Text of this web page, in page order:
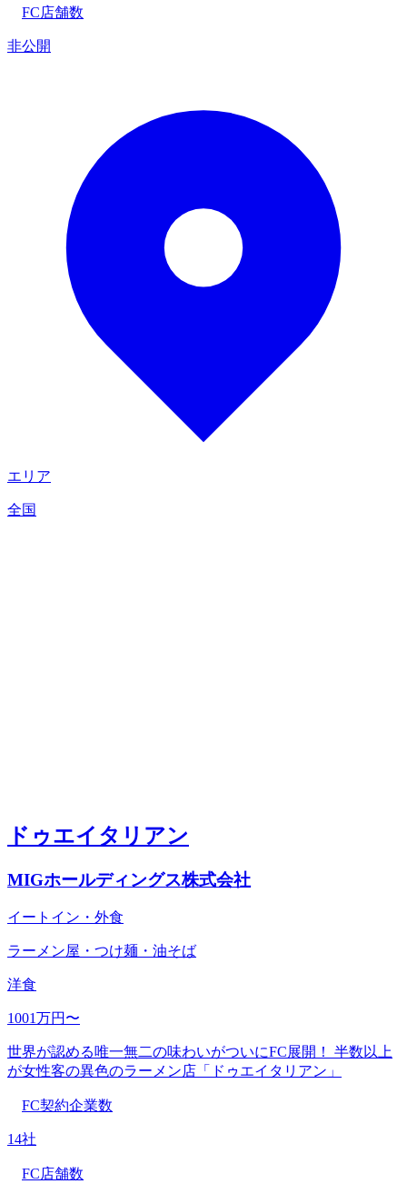
FC店舗数
非公開
エリア
全国
ドゥエイタリアン
MIGホールディングス株式会社
イートイン・外食
ラーメン屋・つけ麺・油そば
洋食
1001万円〜
世界が認める唯一無二の味わいがついにFC展開！ 半数以上
が女性客の異色のラーメン店「ドゥエイタリアン」
FC契約企業数
14社
FC店舗数